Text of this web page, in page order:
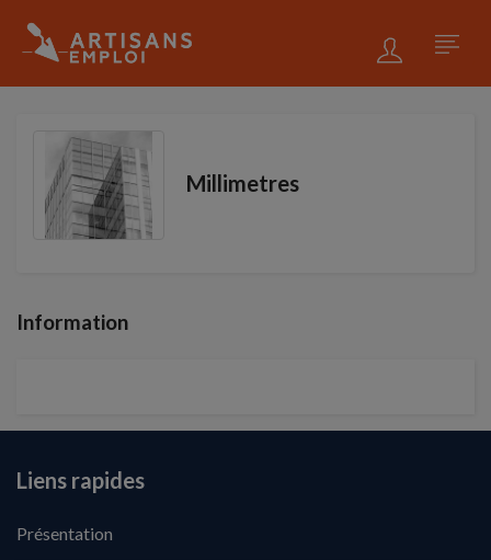
Millimetres
Information
Liens rapides
Présentation